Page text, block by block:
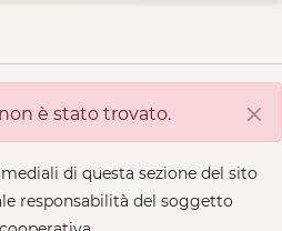
è stato trovato.
di questa sezione del sito
responsabilità del soggetto